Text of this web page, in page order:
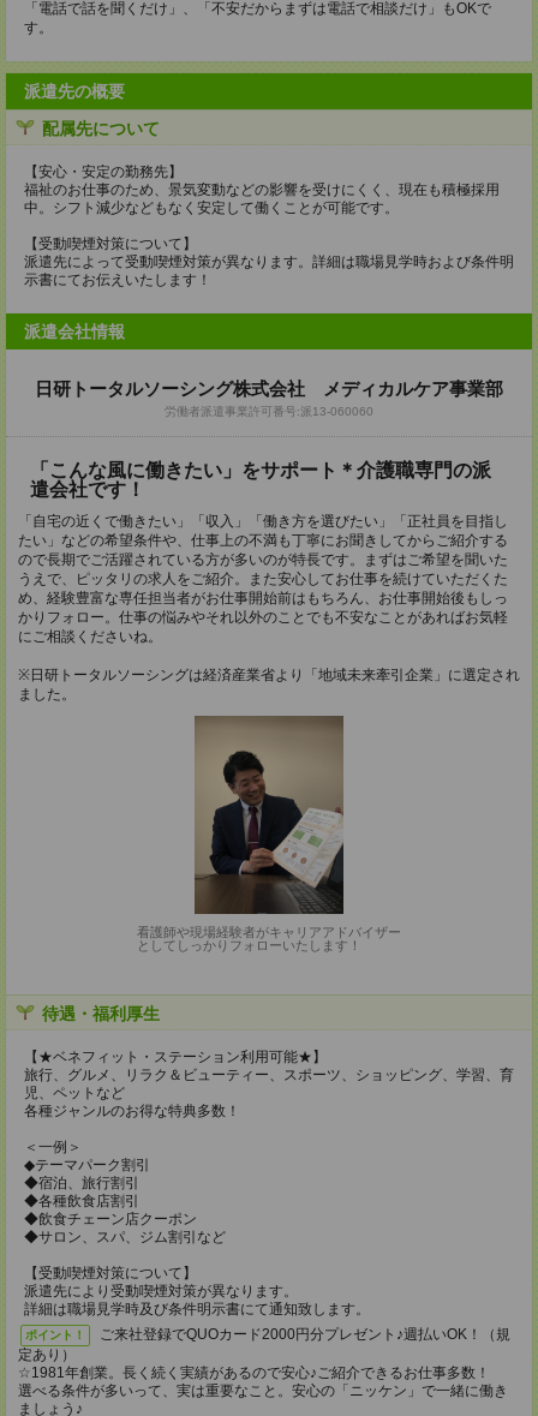
「電話で話を聞くだけ」、「不安だからまずは電話で相談だけ」もOKで
す。
派遣先の概要
配属先について
【安心・安定の勤務先】
福祉のお仕事のため、景気変動などの影響を受けにくく、現在も積極採用
中。シフト減少などもなく安定して働くことが可能です。
【受動喫煙対策について】
派遣先によって受動喫煙対策が異なります。詳細は職場見学時および条件明
示書にてお伝えいたします！
派遣会社情報
日研トータルソーシング株式会社 メディカルケア事業部
労働者派遣事業許可番号:派13-060060
「こんな風に働きたい」をサポート＊介護職専門の派
遣会社です！
「自宅の近くで働きたい」「収入」「働き方を選びたい」「正社員を目指し
たい」などの希望条件や、仕事上の不満も丁寧にお聞きしてからご紹介する
ので長期でご活躍されている方が多いのが特長です。まずはご希望を聞いた
うえで、ピッタリの求人をご紹介。また安心してお仕事を続けていただくた
め、経験豊富な専任担当者がお仕事開始前はもちろん、お仕事開始後もしっ
かりフォロー。仕事の悩みやそれ以外のことでも不安なことがあればお気軽
にご相談くださいね。
※日研トータルソーシングは経済産業省より「地域未来牽引企業」に選定され
ました。
看護師や現場経験者がキャリアアドバイザー
としてしっかりフォローいたします！
待遇・福利厚生
【★ベネフィット・ステーション利用可能★】
旅行、グルメ、リラク＆ビューティー、スポーツ、ショッピング、学習、育
児、ペットなど
各種ジャンルのお得な特典多数！
＜一例＞
◆テーマパーク割引
◆宿泊、旅行割引
◆各種飲食店割引
◆飲食チェーン店クーポン
◆サロン、スパ、ジム割引など
【受動喫煙対策について】
派遣先により受動喫煙対策が異なります。
詳細は職場見学時及び条件明示書にて通知致します。
ポイント！
ご来社登録でQUOカード2000円分プレゼント♪週払いOK！（規
定あり）
☆1981年創業。長く続く実績があるので安心♪ご紹介できるお仕事多数！
選べる条件が多いって、実は重要なこと。安心の「ニッケン」で一緒に働き
ましょう♪